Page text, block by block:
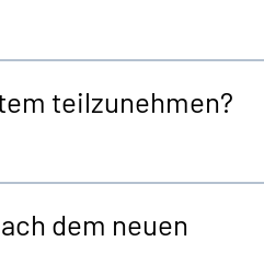
teilzunehmen?
dem neuen